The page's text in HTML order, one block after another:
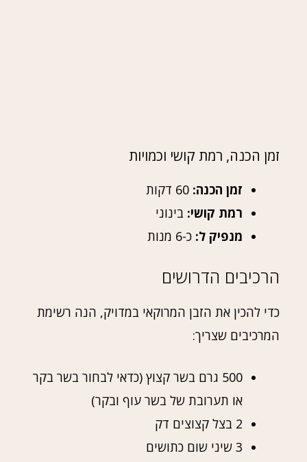
זמן הכנה, רמת קושי וכמויות
זמן הכנה:
רמת קושי: בינוני
מנפיק ל: כ-6 מנות
הרכיבים הדרושים
כדי להכין את הזבן המרוקאי במדויק, הנה רשימת
המרכיבים שצריך:
500 גרם בשר קצוץ (כדאי לבחור בשר בקר
או תערובת של בשר עוף ובקר)
2 בצל קצוצים דק
3 שיני שום כתושים